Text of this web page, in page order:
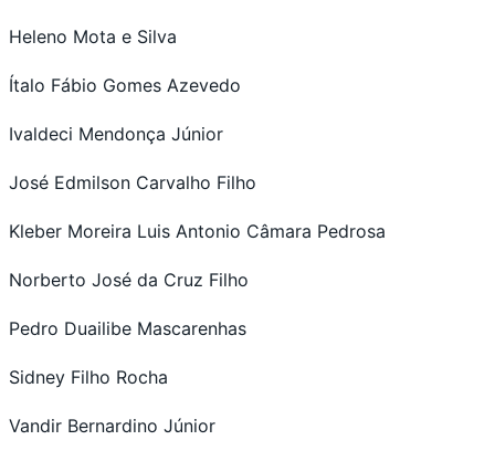
Heleno Mota e Silva
Ítalo Fábio Gomes Azevedo
Ivaldeci Mendonça Júnior
José Edmilson Carvalho Filho
Kleber Moreira Luis Antonio Câmara Pedrosa
Norberto José da Cruz Filho
Pedro Duailibe Mascarenhas
Sidney Filho Rocha
Vandir Bernardino Júnior